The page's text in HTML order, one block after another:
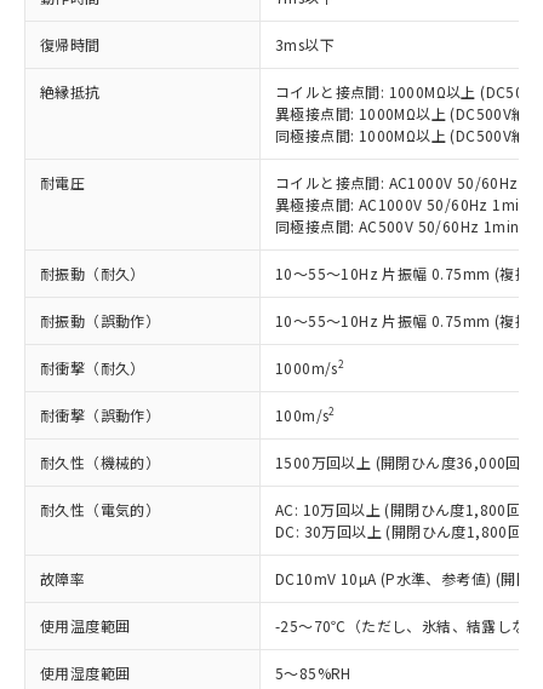
復帰時間 3ms以下
絶縁抵抗
コイルと接点間: 1000MΩ以上
異極接点間: 1000MΩ以上 (DC500V絶
同極接点間: 1000MΩ以上 (DC500V絶
耐電圧
コイルと接点間: AC1000V 50/60Hz
異極接点間: AC1000V 50/60Hz 1min
同極接点間: AC500V 50/60Hz 1min
耐振動（耐久） 10～55～10Hz 片振幅 0.75mm (複振
耐振動（誤動作） 10～55～10Hz 片振幅 0.75mm (複振
耐衝撃（耐久） 1000m/s2
耐衝撃（誤動作） 100m/s2
耐久性（機械的） 1500万回以上 (開閉ひん度36,000回/h)
耐久性（電気的）
AC: 10万回以上 (開閉ひん度1,800回/h)
DC: 30万回以上 (開閉ひん度1,800回/h)
故障率 DC10mV 10µA (P水準、参考値) (開閉
使用温度範囲 -25～70℃（ただし、氷結、結露しな
使用湿度範囲 5～85%RH
以下の条件をお読みいただき、同意のうえ
本サービスは、当社制御機器事業取扱
商品の当社在庫状況および標準価格
(税抜)を提供させていただくもので
当社制御機器事業取扱商品の中には、
本サービスの対象外となる商品もある
ことをご了承ください。
在庫状況および標準価格照会結果は、
記載している更新日時点での社内デー
タに基づき作成されるものであり、閲
覧された時点での実際の在庫および標
準価格とは異なる場合があることをご
了承ください。
正式な納期状況および標準価格はお客
様のお取引先、またはお客様担当のオ
ムロン制御機器販売店・当社販売員に
ご相談ください。
オムロン制御機器販売店や当社販売拠
販売ネットワーク
」をご確認
在庫状況および標準価格結果を当社の
事前の承諾なく第三者に漏洩または開
示しないようお願いします。
商品です。
対応予定なし：EU RoHS指令（10物質）の
定はありません。
調査・確認中：EU RoHS指令（10物質）の
非含有の対応状況を調査中または確認中の
非該当品：ライセンス料など無形物で、有
害物質有無と関係のない商品です。
仕入先様の事情により、非含有部品として
いたものが、含有品と判明した場合などや
*EU RoHS指令（10物質）：
鉛(Pb) 1000ppm以下、 水銀(Hg) 1000ppm以下、 カド
ミウム(Cd) 100ppm以下、
六価クロム(Cr(Ⅵ)) 1000ppm以下、ポリ臭化ビフェニル
類(PBB) 1000ppm以下、ポリ臭化ジフェニルエーテル類
ルベンジル（BBP） 1000ppm以下、フタル酸ジブチル
（DBP） 1000ppm以下、フタル酸ジイソブチル
(DIBP) 1000ppm以下
但し、RoHS指令で産業用監視および制御機器に対する
フタル酸エステル類の４物質については閾値を超える意
図的な使用がないことを確認しています。
※1 中国RoHS○×表
「○」：最大均質材料含有率が中国RoHSの
基準値以下であることを示します。
「×」：最大均質材料含有率が中国RoHSの
「－」：未確認です。当社販売部門へお問
い合わせください。
*中国RoHS10物質の基準値 (GB/T26572)：
Pb(鉛) :1000ppm、 Hg(水銀) : 1000ppm、 Cd(カドミウ
Cr(Ⅵ)(六価クロム) : 1000ppm、 PBBs(ポリ臭化ビフェ
ニル類) : 1000ppm、 PBDEs(ポリ臭化ジフェニルエーテ
ル類) : 1000ppm、
DBP(フタル酸ジブチル) : 1000ppm、 DIBP(フタル酸ジ
イソブチル) : 1000ppm、 BBP(フタル酸ブチルベンジ
ル) : 1000ppm、
DEHP(フタル酸ビス(2-エチルヘキシル)) : 1000ppm
※2 環境保護使用期限
「ｅ」：有害物質（10物質）のすべてが基
準値以下であることを示します。
当社は、これら貴社製品のうち、外国
為替および外国貿易法に定める商品
（以下｢規制貨物等」という）を輸出
または国外への提供する場合は、日本
国政府の輸出許可(または役務取引許
可)を取得するなどの必要な手続きを
とります。
当社は規制貨物を破棄する場合は、完
全に破砕するなど、違法に輸出されな
いよう必要な手段を講じます。
当社は貴社製品を、核兵器、ミサイ
ル、化学兵器、生物兵器またはその他
武器並びにこれらの製造装置等に一切
使用いたしません。
当社は、貴社製品を第三者に販売する
場合は、上記1、2および3の内容を当
該第三者に通知します。また当社は、
号
一定数以上の在庫あり
一定数には満たないが在庫あり
在庫なし(最新の在庫状況につ
いては、お客様のお取引先、ま
たはお客様担当のオムロン制御
機器販売店・当社販売員にご確
認ください)